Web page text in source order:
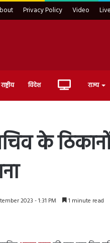
Privacy Policy Video
राष्ट्रीय विदेश Live राज्य
के
2023 - 1:31 PM 1 minute read